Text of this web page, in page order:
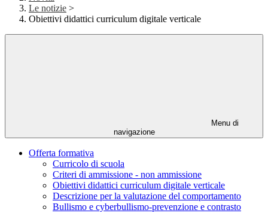
Le notizie >
Obiettivi didattici curriculum digitale verticale
Menu di
navigazione
Offerta formativa
Curricolo di scuola
Criteri di ammissione - non ammissione
Obiettivi didattici curriculum digitale verticale
Descrizione per la valutazione del comportamento
Bullismo e cyberbullismo-prevenzione e contrasto